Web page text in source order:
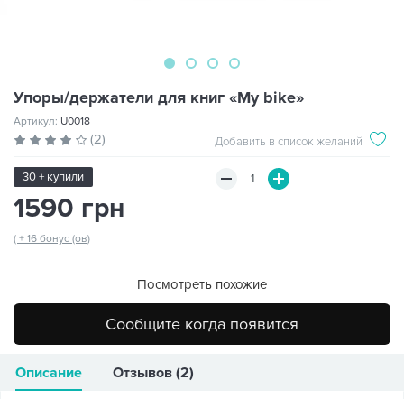
Упоры/держатели для книг «My bike»
Артикул: U0018
(2) Добавить в список желаний
30 + купили
1590 грн
( + 16 бонус (ов)
Посмотреть похожие
Сообщите когда появится
Описание Отзывов (2)